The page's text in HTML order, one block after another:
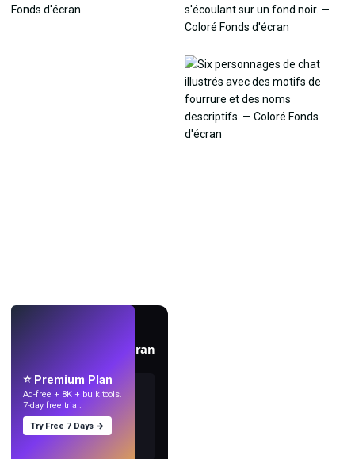
Créez des fonds d'écran
⭐ Premium Plan
Ad-free + 8K + bulk tools.
7-day free trial.
Try Free 7 Days →